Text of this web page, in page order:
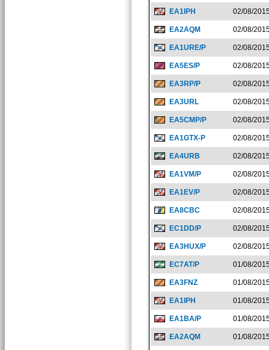
EA1IPH 02/08/
EA2AQM 02/08/
EA1URE/P 02/08/
EA5ES/P 02/08/
EA3RP/P 02/08/
EA3URL 02/08/
EA5CMP/P 02/08/
EA1GTX-P 02/08/
EA4URB 02/08/
EA1VM/P 02/08/
EA1EV/P 02/08/
EA8CBC 02/08/
EC1DD/P 02/08/
EA3HUX/P 02/08/
EC7AT/P 01/08/
EA3FNZ 01/08/
EA1IPH 01/08/
EA1BA/P 01/08/
EA2AQM 01/08/